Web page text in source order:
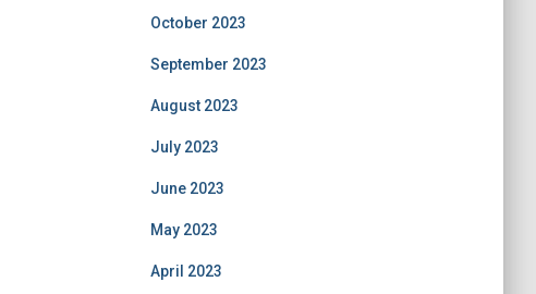
October 2023
September 2023
August 2023
July 2023
June 2023
May 2023
April 2023